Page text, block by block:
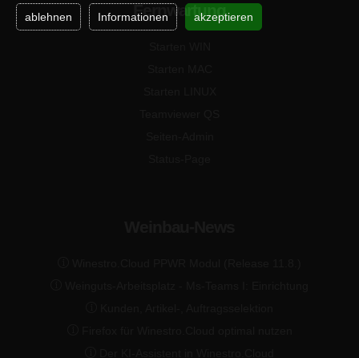
ablehnen Informationen akzeptieren
Fernwartung